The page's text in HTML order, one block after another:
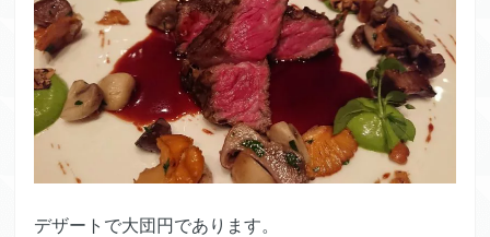
デザートで大団円であります。